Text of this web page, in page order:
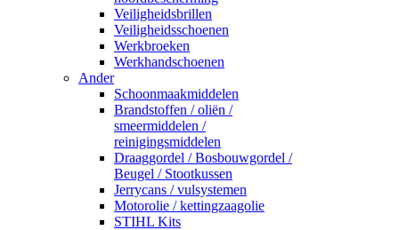
Veiligheidsbrillen
Veiligheidsschoenen
Werkbroeken
Werkhandschoenen
Ander
Schoonmaakmiddelen
Brandstoffen / oliën /
smeermiddelen /
reinigingsmiddelen
Draaggordel / Bosbouwgordel /
Beugel / Stootkussen
Jerrycans / vulsystemen
Motorolie / kettingzaagolie
STIHL Kits